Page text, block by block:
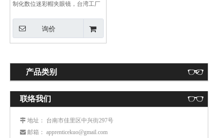
制化数位迷彩帽夹眼镜，台湾工厂
询价
产品类别
联络我们
 地址 ： 台南市佳里区中兴街297号
 邮箱 ： apprenticekuo@gmail.com